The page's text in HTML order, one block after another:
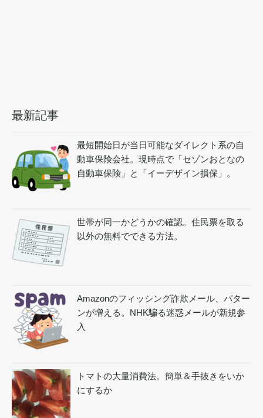
最新記事
最短開始日が当日可能なダイレクト系の自
動車保険会社。現時点で「セゾンおとなの
自動車保険」と「イーデザイン損保」。
世帯が同一かどうかの確認。住民票を取る
以外の無料でできる方法。
Amazonのフィッシング詐欺メール、パター
ンが増える。NHK騙る迷惑メールが新規参
入
トマトの大量消費法。簡単＆手抜きをいか
にするか